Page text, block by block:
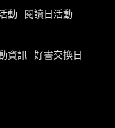
動 閱讀日活動
資訊 好書交換日